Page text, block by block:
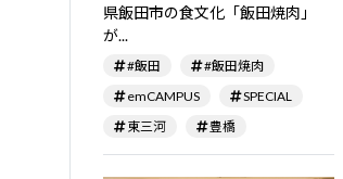
県飯田市の食文化「飯田焼肉」
が...
#飯田
#飯田焼肉
emCAMPUS
SPECIAL
東三河
豊橋